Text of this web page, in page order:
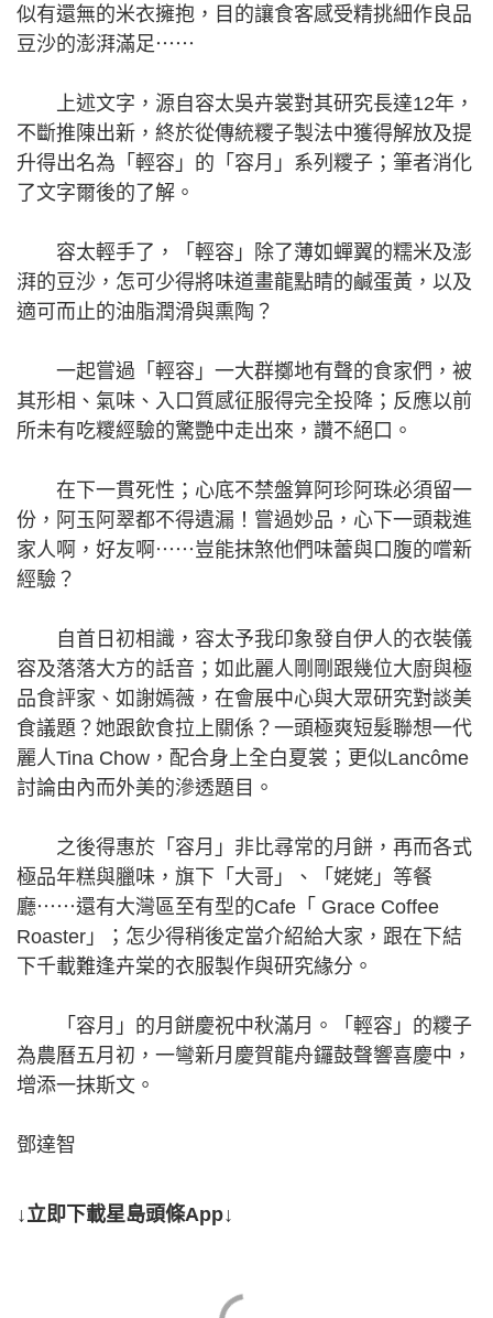
似有還無的米衣擁抱，目的讓食客感受精挑細作良品
豆沙的澎湃滿足⋯⋯
上述文字，源自容太吳卉裳對其研究長達12年，
不斷推陳出新，終於從傳統糭子製法中獲得解放及提
升得出名為「輕容」的「容月」系列糭子；筆者消化
了文字爾後的了解。
容太輕手了，「輕容」除了薄如蟬翼的糯米及澎
湃的豆沙，怎可少得將味道畫龍點睛的鹹蛋黃，以及
適可而止的油脂潤滑與熏陶？
一起嘗過「輕容」一大群擲地有聲的食家們，被
其形相、氣味、入口質感征服得完全投降；反應以前
所未有吃糭經驗的驚艷中走出來，讚不絕口。
在下一貫死性；心底不禁盤算阿珍阿珠必須留一
份，阿玉阿翠都不得遺漏！嘗過妙品，心下一頭栽進
家人啊，好友啊⋯⋯豈能抹煞他們味蕾與口腹的嚐新
經驗？
自首日初相識，容太予我印象發自伊人的衣裝儀
容及落落大方的話音；如此麗人剛剛跟幾位大廚與極
品食評家、如謝嫣薇，在會展中心與大眾研究對談美
食議題？她跟飲食拉上關係？一頭極爽短髮聯想一代
麗人Tina Chow，配合身上全白夏裳；更似Lancôme
討論由內而外美的滲透題目。
之後得惠於「容月」非比尋常的月餅，再而各式
極品年糕與臘味，旗下「大哥」、「姥姥」等餐
廳⋯⋯還有大灣區至有型的Cafe「 Grace Coffee
Roaster」；怎少得稍後定當介紹給大家，跟在下結
下千載難逢卉棠的衣服製作與研究緣分。
「容月」的月餅慶祝中秋滿月。「輕容」的糭子
為農曆五月初，一彎新月慶賀龍舟鑼鼓聲響喜慶中，
增添一抹斯文。
鄧達智
↓立即下載星島頭條App↓